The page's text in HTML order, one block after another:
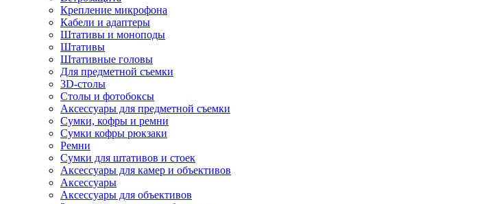
Крепление микрофона
Кабели и адаптеры
Штативы и моноподы
Штативы
Штативные головы
Для предметной съемки
3D-столы
Столы и фотобоксы
Аксессуары для предметной съемки
Сумки, кофры и ремни
Сумки кофры рюкзаки
Ремни
Сумки для штативов и стоек
Аксессуары для камер и объективов
Аксессуары
Аксессуары для объективов